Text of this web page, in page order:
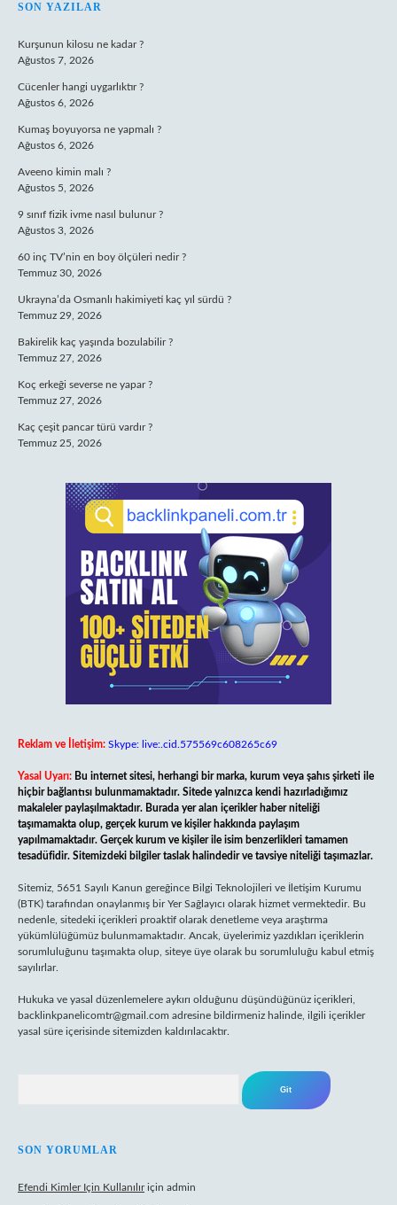
SIDEBAR
SON YAZILAR
Kurşunun kilosu ne kadar ?
Ağustos 7, 2026
Cücenler hangi uygarlıktır ?
Ağustos 6, 2026
Kumaş boyuyorsa ne yapmalı ?
Ağustos 6, 2026
Aveeno kimin malı ?
Ağustos 5, 2026
9 sınıf fizik ivme nasıl bulunur ?
Ağustos 3, 2026
60 inç TV’nin en boy ölçüleri nedir ?
Temmuz 30, 2026
Ukrayna’da Osmanlı hakimiyeti kaç yıl sürdü ?
Temmuz 29, 2026
Bakirelik kaç yaşında bozulabilir ?
Temmuz 27, 2026
Koç erkeği severse ne yapar ?
Temmuz 27, 2026
Kaç çeşit pancar türü vardır ?
Temmuz 25, 2026
Reklam ve İletişim: Skype: live:.cid.575569c608265c69
Yasal Uyarı: Bu internet sitesi, herhangi bir marka, kurum veya şahıs şirketi ile
hiçbir bağlantısı bulunmamaktadır. Sitede yalnızca kendi hazırladığımız
makaleler paylaşılmaktadır. Burada yer alan içerikler haber niteliği
taşımamakta olup, gerçek kurum ve kişiler hakkında paylaşım
yapılmamaktadır. Gerçek kurum ve kişiler ile isim benzerlikleri tamamen
tesadüfidir. Sitemizdeki bilgiler taslak halindedir ve tavsiye niteliği taşımazlar.
Sitemiz, 5651 Sayılı Kanun gereğince Bilgi Teknolojileri ve İletişim Kurumu
(BTK) tarafından onaylanmış bir Yer Sağlayıcı olarak hizmet vermektedir. Bu
nedenle, sitedeki içerikleri proaktif olarak denetleme veya araştırma
yükümlülüğümüz bulunmamaktadır. Ancak, üyelerimiz yazdıkları içeriklerin
sorumluluğunu taşımakta olup, siteye üye olarak bu sorumluluğu kabul etmiş
sayılırlar.
Hukuka ve yasal düzenlemelere aykırı olduğunu düşündüğünüz içerikleri,
backlinkpanelicomtr@gmail.com adresine bildirmeniz halinde, ilgili içerikler
yasal süre içerisinde sitemizden kaldırılacaktır.
SON YORUMLAR
Efendi Kimler Için Kullanılıriçin admin